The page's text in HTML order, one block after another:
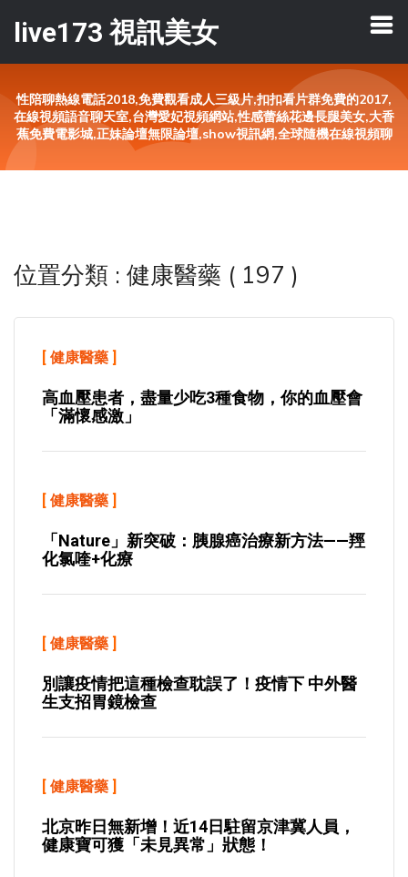
live173 視訊美女
性陪聊熱線電話2018,免費觀看成人三級片,扣扣看片群免費的2017,
在線視頻語音聊天室,台灣愛妃視頻網站,性感蕾絲花邊長腿美女,大香
蕉免費電影城,正妹論壇無限論壇,show視訊網,全球隨機在線視頻聊
位置分類 : 健康醫藥 ( 197 )
[ 健康醫藥 ]
高血壓患者，盡量少吃3種食物，你的血壓會
「滿懷感激」
[ 健康醫藥 ]
「Nature」新突破：胰腺癌治療新方法——羥
化氯喹+化療
[ 健康醫藥 ]
別讓疫情把這種檢查耽誤了！疫情下 中外醫
生支招胃鏡檢查
[ 健康醫藥 ]
北京昨日無新增！近14日駐留京津冀人員，
健康寶可獲「未見異常」狀態！